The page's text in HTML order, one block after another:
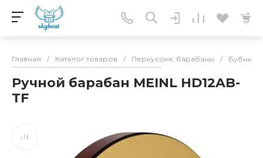
Главная / Каталог товаров / Перкуссия, барабаны / Бубны
Ручной барабан MEINL HD12AB-
TF